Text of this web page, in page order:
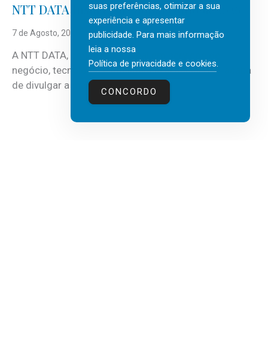
NTT DATA Insurtech Global Outlook 2026
7 de Agosto, 2026
A NTT DATA, consultora global em serviços de
negócio, tecnologia e inteligência artificial (IA), acaba
de divulgar a mais recente...
suas preferências, otimizar a sua
experiência e apresentar
publicidade. Para mais informação
leia a nossa
Política de privacidade e cookies.
CONCORDO